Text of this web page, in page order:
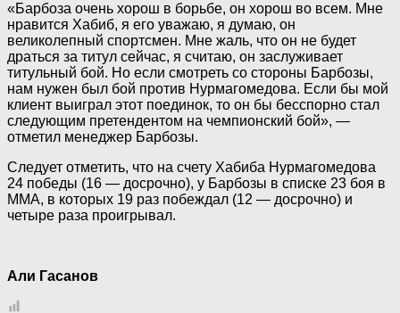
«Барбоза очень хорош в борьбе, он хорош во всем. Мне
нравится Хабиб, я его уважаю, я думаю, он
великолепный спортсмен. Мне жаль, что он не будет
драться за титул сейчас, я считаю, он заслуживает
титульный бой. Но если смотреть со стороны Барбозы,
нам нужен был бой против Нурмагомедова. Если бы мой
клиент выиграл этот поединок, то он бы бесспорно стал
следующим претендентом на чемпионский бой», —
отметил менеджер Барбозы.
Следует отметить, что на счету Хабиба Нурмагомедова
24 победы (16 — досрочно), у Барбозы в списке 23 боя в
ММА, в которых 19 раз побеждал (12 — досрочно) и
четыре раза проигрывал.
Али Гасанов